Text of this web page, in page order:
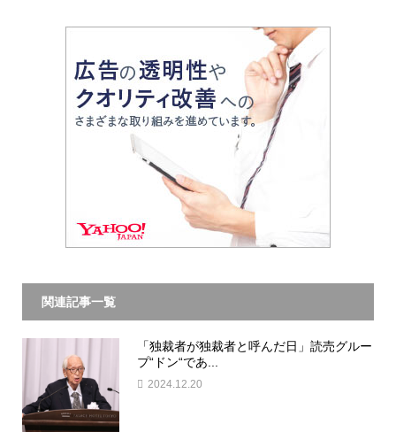
関連記事一覧
「独裁者が独裁者と呼んだ日」読売グルー
プ“ドン“であ...
2024.12.20